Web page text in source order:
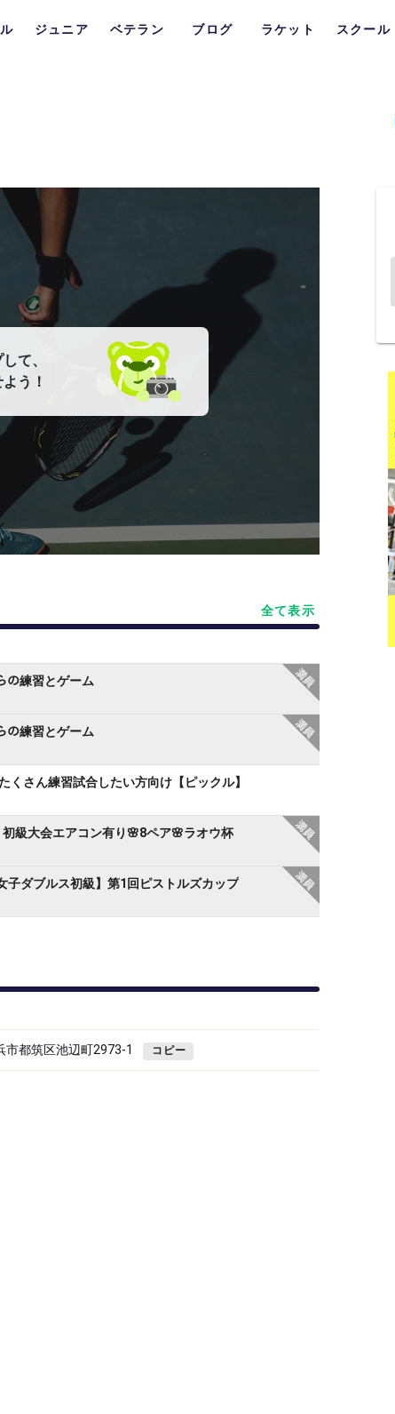
ジュニア ベテラン ブログ ラケット スクール
て、
う！
全て表示
の練習とゲーム
の練習とゲーム
たくさん練習試合したい方向け【ピックル】
級大会エアコン有り🌸8ペア🌸ラオウ杯
子ダブルス初級】第1回ピストルズカップ
都筑区池辺町2973-1 コピー